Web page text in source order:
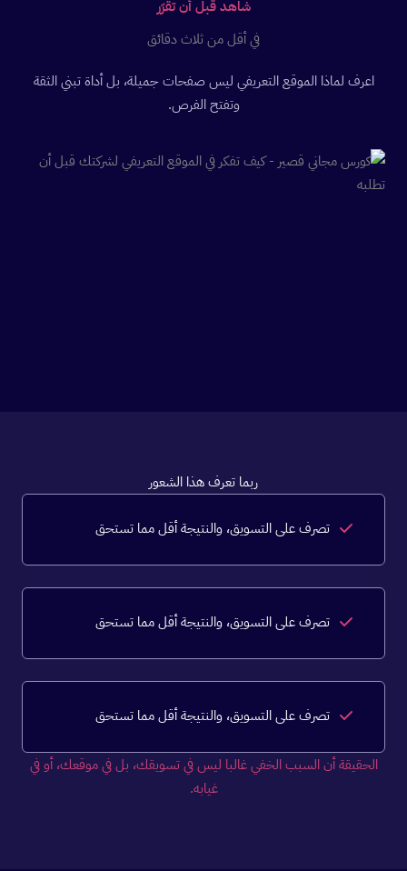
شاهد قبل أن تقرّر
في أقل من ثلاث دقائق
اعرف لماذا الموقع التعريفي ليس صفحات جميلة، بل أداة تبني الثقة
وتفتح الفرص.
ربما تعرف هذا الشعور
تصرف على التسويق، والنتيجة أقل مما تستحق
تصرف على التسويق، والنتيجة أقل مما تستحق
تصرف على التسويق، والنتيجة أقل مما تستحق
الحقيقة أن السبب الخفي غالبا ليس في تسويقك، بل في موقعك، أو في
غيابه.